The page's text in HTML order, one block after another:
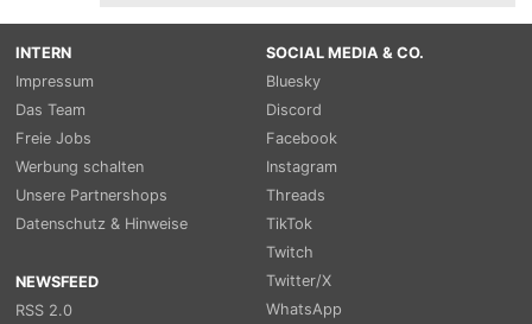
INTERN
Impressum
Das Team
Freie Jobs
Werbung schalten
Unsere Partnershops
Datenschutz & Hinweise
NEWSFEED
RSS 2.0
SOCIAL MEDIA & CO.
Bluesky
Discord
Facebook
Instagram
Threads
TikTok
Twitch
Twitter/X
WhatsApp